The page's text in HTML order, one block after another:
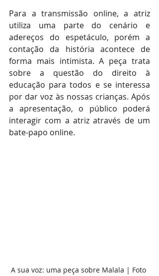
Para a transmissão online, a atriz
utiliza uma parte do cenário e
adereços do espetáculo, porém a
contação da história acontece de
forma mais intimista. A peça trata
sobre a questão do direito à
educação para todos e se interessa
por dar voz às nossas crianças. Após
a apresentação, o público poderá
interagir com a atriz através de um
bate-papo online.
A sua voz: uma peça sobre Malala | Foto